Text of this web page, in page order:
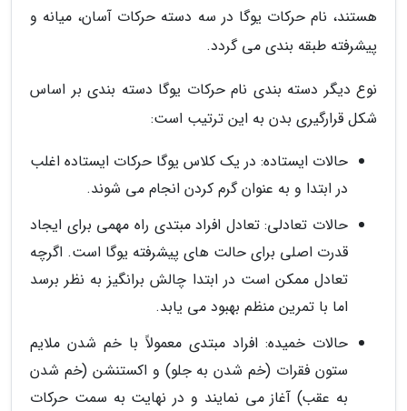
هستند، نام حرکات یوگا در سه دسته حرکات آسان، میانه و
پیشرفته طبقه بندی می گردد.
نوع دیگر دسته بندی نام حرکات یوگا دسته بندی بر اساس
شکل قرارگیری بدن به این ترتیب است:
حالات ایستاده: در یک کلاس یوگا حرکات ایستاده اغلب
در ابتدا و به عنوان گرم کردن انجام می شوند.
حالات تعادلی: تعادل افراد مبتدی راه مهمی برای ایجاد
قدرت اصلی برای حالت های پیشرفته یوگا است. اگرچه
تعادل ممکن است در ابتدا چالش برانگیز به نظر برسد
اما با تمرین منظم بهبود می یابد.
حالات خمیده: افراد مبتدی معمولاً با خم شدن ملایم
ستون فقرات (خم شدن به جلو) و اکستنشن (خم شدن
به عقب) آغاز می نمایند و در نهایت به سمت حرکات